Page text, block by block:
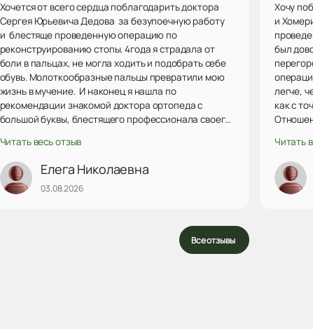
Хочется от всего сердца поблагодарить доктора
Сергея Юрьевича Дедова за безупоечную работу
и блестяще проведенную операцию по
реконструированию стопы. 4года я страдала от
боли в пальцах, не могла ходить и подобрать себе
обувь. Молоткообразные пальцы превратили мою
жизнь в мучение. И наконец я нашла по
рекомендации знакомой доктора ортопеда с
большой буквы, блестящего профессионала своего
страданий. Не поверить ему невозможно. Я
доверила ему свое здоровье и не ошиблась.
Замечательный доктор, человек с огромным
сердцем, понимающий и протягивающий руку
творящий чудесное исцеление врач. Огромное
Читать весь отзыв
Елега Николаевна
03.08.2026
Хочу
и
был
легче,
как с
попала
очень
врачам.
Читать
Все отзывы